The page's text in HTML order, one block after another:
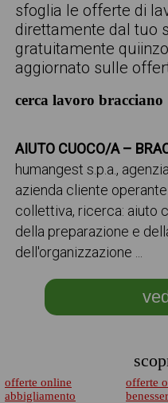
sfoglia le offerte di
direttamente dal tuo
gratuitamente
aggiornato sulle
cerca lavoro bracciano
AIUTO CUOCO/A –
humangest s.p.a.,
azienda cliente
collettiva, ricerca: aiuto
della preparazione e
dell'organizzazione ...
offerte online
abbigliamento
offerte